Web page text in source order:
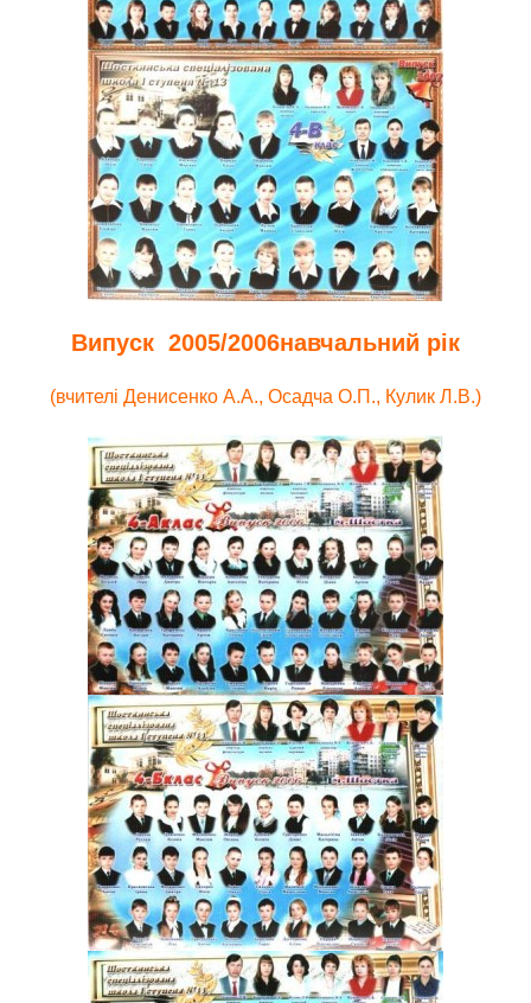
Випуск 2005/2006навчальний рік
(вчителі Денисенко А.А., Осадча О.П., Кулик Л.В.)